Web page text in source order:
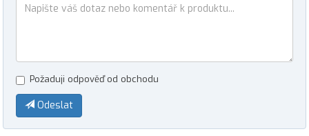
Požaduji odpověď od obchodu
Odeslat